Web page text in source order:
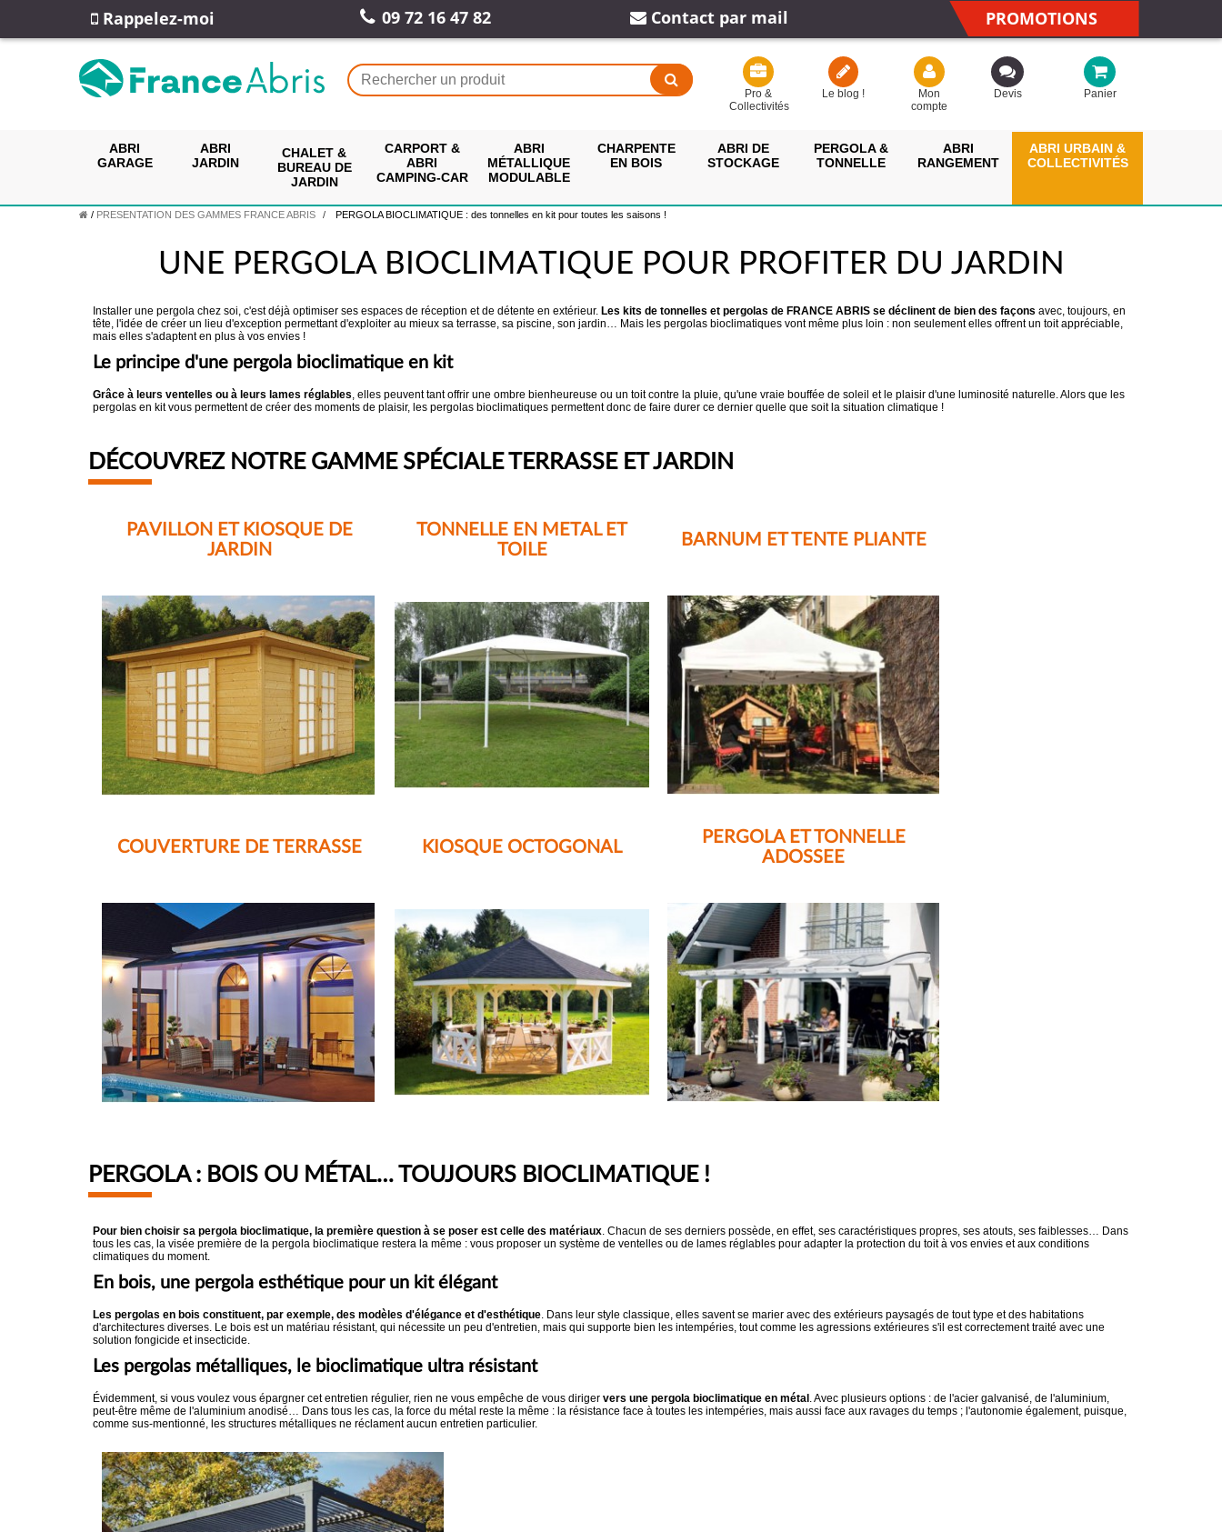
Rappelez-moi 09 72 16 47 82 Contact par mail PROMOTIONS
Pro &
Collectivités
Le blog !
Mon
compte
Devis Panier
ABRI
GARAGE
ABRI
JARDIN
CHALET &
BUREAU DE
JARDIN
CARPORT &
ABRI
CAMPING-CAR
ABRI
MÉTALLIQUE
MODULABLE
CHARPENTE
EN BOIS
ABRI DE
STOCKAGE
PERGOLA &
TONNELLE
ABRI
RANGEMENT
ABRI URBAIN &
COLLECTIVITÉS
/ PRESENTATION DES GAMMES FRANCE ABRIS PERGOLA BIOCLIMATIQUE : des tonnelles en kit pour toutes les saisons !
UNE PERGOLA BIOCLIMATIQUE POUR PROFITER DU JARDIN
Installer une pergola chez soi, c'est déjà optimiser ses espaces de réception et de détente en extérieur. Les kits de tonnelles et pergolas de FRANCE ABRIS se déclinent de bien des façons avec, toujours, en
tête, l'idée de créer un lieu d'exception permettant d'exploiter au mieux sa terrasse, sa piscine, son jardin… Mais les pergolas bioclimatiques vont même plus loin : non seulement elles offrent un toit appréciable,
mais elles s'adaptent en plus à vos envies !
Le principe d'une pergola bioclimatique en kit
Grâce à leurs ventelles ou à leurs lames réglables, elles peuvent tant offrir une ombre bienheureuse ou un toit contre la pluie, qu'une vraie bouffée de soleil et le plaisir d'une luminosité naturelle. Alors que les
pergolas en kit vous permettent de créer des moments de plaisir, les pergolas bioclimatiques permettent donc de faire durer ce dernier quelle que soit la situation climatique !
DÉCOUVREZ NOTRE GAMME SPÉCIALE TERRASSE ET JARDIN
PAVILLON ET KIOSQUE DE
JARDIN
TONNELLE EN METAL ET
TOILE
BARNUM ET TENTE PLIANTE
COUVERTURE DE TERRASSE KIOSQUE OCTOGONAL
PERGOLA ET TONNELLE
ADOSSEE
PERGOLA : BOIS OU MÉTAL… TOUJOURS BIOCLIMATIQUE !
Pour bien choisir sa pergola bioclimatique, la première question à se poser est celle des matériaux. Chacun de ses derniers possède, en effet, ses caractéristiques propres, ses atouts, ses faiblesses… Dans
tous les cas, la visée première de la pergola bioclimatique restera la même : vous proposer un système de ventelles ou de lames réglables pour adapter la protection du toit à vos envies et aux conditions
climatiques du moment.
En bois, une pergola esthétique pour un kit élégant
Les pergolas en bois constituent, par exemple, des modèles d'élégance et d'esthétique. Dans leur style classique, elles savent se marier avec des extérieurs paysagés de tout type et des habitations
d'architectures diverses. Le bois est un matériau résistant, qui nécessite un peu d'entretien, mais qui supporte bien les intempéries, tout comme les agressions extérieures s'il est correctement traité avec une
solution fongicide et insecticide.
Les pergolas métalliques, le bioclimatique ultra résistant
Évidemment, si vous voulez vous épargner cet entretien régulier, rien ne vous empêche de vous diriger vers une pergola bioclimatique en métal . Avec plusieurs options : de l'acier galvanisé, de l'aluminium,
peut-être même de l'aluminium anodisé… Dans tous les cas, la force du métal reste la même : la résistance face à toutes les intempéries, mais aussi face aux ravages du temps ; l'autonomie également, puisque,
comme sus-mentionné, les structures métalliques ne réclament aucun entretien particulier.